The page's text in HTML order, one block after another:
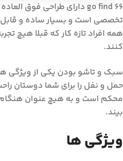
go find 66 دارای طراحی فوق العاده مناسب و آسان برای افراد
تخصصی است و بسیار ساده و قابل
همه افراد تازه کار که قبلا هیچ
کنند.
سبک و تاشو بودن یکی از ویژگی
حمل و نفل را برای شما دوستان
محکم است و به هیچ عنوان هنگام
بیند.
ویژگی ها